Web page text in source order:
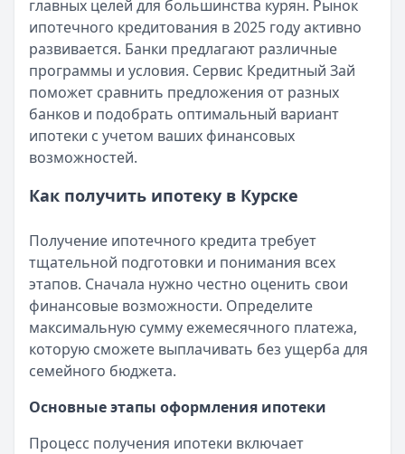
Кратко:Получите ипотеку на выгодных условиях:
Опубликовано:17 ноября 2025 г.
Категория:Ипотека
Читать статью
Оформление вкладов с ежемесячной выплатой
Кратко:В статье рассматриваются актуальные
Опубликовано:17 ноября 2025 г.
Категория:Ипотека
Читать статью
Документы для получения ипотеки в СберБанке
Кратко:
Оформление ипотеки стало доступнее
Опубликовано:17 ноября 2025 г.
Категория:Ипотека
Читать статью
Все статьи
главных целей для большинства курян. Рынок
ипотечного кредитования в 2025 году активно
развивается. Банки предлагают различные
программы и условия. Сервис Кредитный Зай
поможет сравнить предложения от разных
банков и подобрать оптимальный вариант
ипотеки с учетом ваших финансовых
возможностей.
Как получить ипотеку в Курске
Получение ипотечного кредита требует
тщательной подготовки и понимания всех
этапов. Сначала нужно честно оценить свои
финансовые возможности. Определите
максимальную сумму ежемесячного платежа,
которую сможете выплачивать без ущерба для
семейного бюджета.
Основные этапы оформления ипотеки
Процесс получения ипотеки включает